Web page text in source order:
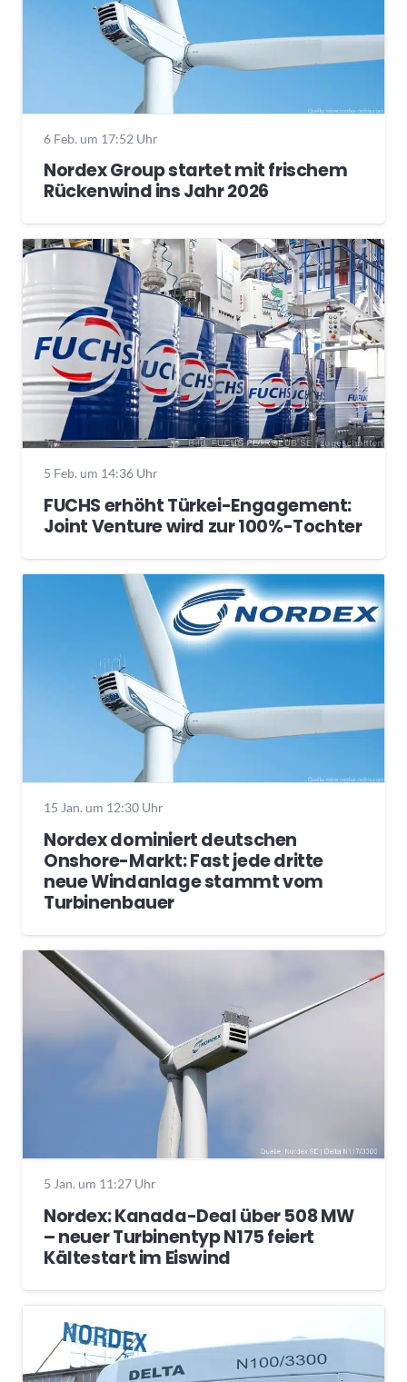
6 Feb. um 17:52 Uhr
Nordex Group startet mit frischem
Rückenwind ins Jahr 2026
5 Feb. um 14:36 Uhr
FUCHS erhöht Türkei-Engagement:
Joint Venture wird zur 100%-Tochter
15 Jan. um 12:30 Uhr
Nordex dominiert deutschen
Onshore-Markt: Fast jede dritte
neue Windanlage stammt vom
Turbinenbauer
5 Jan. um 11:27 Uhr
Nordex: Kanada-Deal über 508 MW
– neuer Turbinentyp N175 feiert
Kältestart im Eiswind